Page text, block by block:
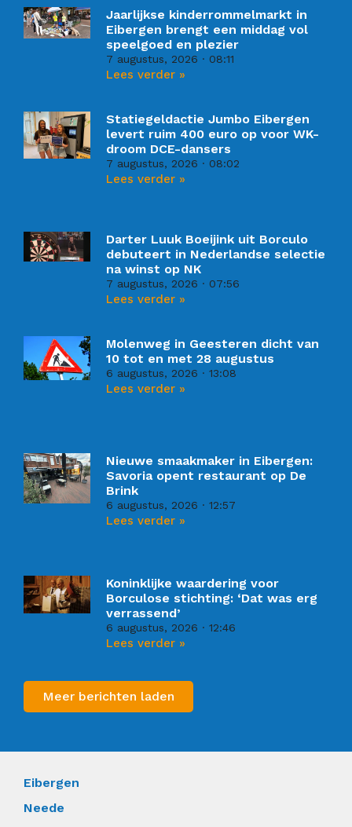
Jaarlijkse kinderrommelmarkt in
Eibergen brengt een middag vol
speelgoed en plezier
7 augustus, 2026 08:11
Lees verder »
Statiegeldactie Jumbo Eibergen
levert ruim 400 euro op voor WK-
droom DCE-dansers
7 augustus, 2026 08:02
Lees verder »
Darter Luuk Boeijink uit Borculo
debuteert in Nederlandse selectie
na winst op NK
7 augustus, 2026 07:56
Lees verder »
Molenweg in Geesteren dicht van
10 tot en met 28 augustus
6 augustus, 2026 13:08
Lees verder »
Nieuwe smaakmaker in Eibergen:
Savoria opent restaurant op De
Brink
6 augustus, 2026 12:57
Lees verder »
Koninklijke waardering voor
Borculose stichting: ‘Dat was erg
verrassend’
6 augustus, 2026 12:46
Lees verder »
Meer berichten laden
Eibergen
Neede